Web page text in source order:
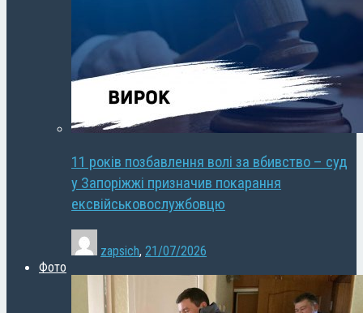
11 років позбавлення волі за вбивство – суд
у Запоріжжі призначив покарання
ексвійськовослужбовцю
zapsich, 21/07/2026
Фото